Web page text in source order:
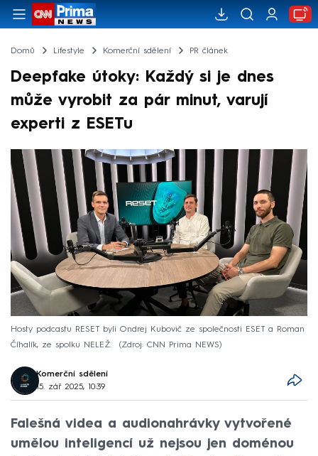
Domů Lifestyle Komerční sdělení PR článek
Deepfake útoky: Každý si je dnes
může vyrobit za pár minut, varují
experti z ESETu
Hosty podcastu RESET byli Ondrej Kubovič ze společnosti ESET a Roman
Číhalík, ze spolku NELEŽ.
Zdroj: CNN Prima NEWS
Komerční sdělení
15. zář 2025, 10:39
Falešná videa a audionahrávky vytvořené
umělou inteligencí už nejsou jen doménou